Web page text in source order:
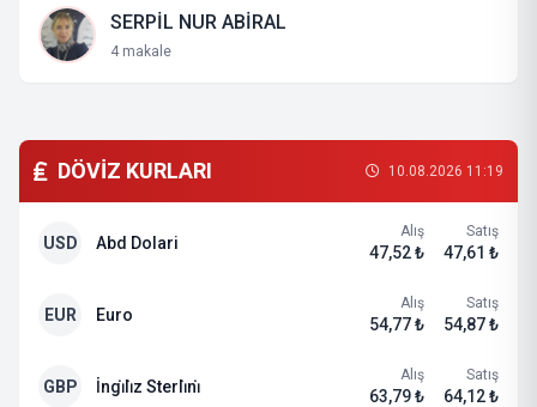
SERPİL NUR ABİRAL
4 makale
DÖVİZ KURLARI 10.08.2026 11:19
USD Abd Dolari
Alış
47,52 ₺
Satış
47,61 ₺
EUR Euro
Alış
54,77 ₺
Satış
54,87 ₺
GBP İngi̇li̇z Sterli̇ni̇
Alış
63,79 ₺
Satış
64,12 ₺